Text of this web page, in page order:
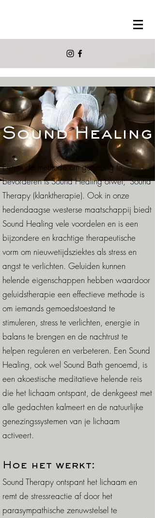
Sound Healing
Een oude methode om genezing te
bevorderen is Sound Healing ofwel; Sound
Therapy (klanktherapie). Ook in onze
hedendaagse westerse maatschappij biedt
Sound Healing vele voordelen en is een
bijzondere en krachtige therapeutische
vorm om nieuwetijdsziektes als stress en
angst te verlichten. Geluiden kunnen
helende eigenschappen hebben waardoor
geluidstherapie een effectieve methode is
om iemands gemoedstoestand te
stimuleren, stress te verlichten, energie in
balans te brengen en de nachtrust te
helpen reguleren en verbeteren. Een Sound
Healing, ook wel Sound Bath genoemd, is
een akoestische meditatieve helende reis
die het lichaam ontspant, de denkgeest met
alle gedachten kalmeert en de natuurlijke
genezingssystemen van je lichaam
activeert.
Hoe het werkt:
Sound Therapy ontspant het lichaam en
remt de stressreactie af door het
parasympathische zenuwstelsel te